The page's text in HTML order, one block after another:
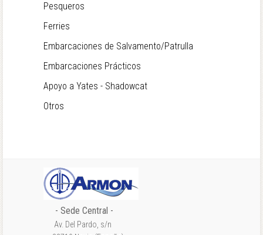
Pesqueros
Ferries
Embarcaciones de Salvamento/Patrulla
Embarcaciones Prácticos
Apoyo a Yates - Shadowcat
Otros
- Sede Central -
Av. Del Pardo, s/n